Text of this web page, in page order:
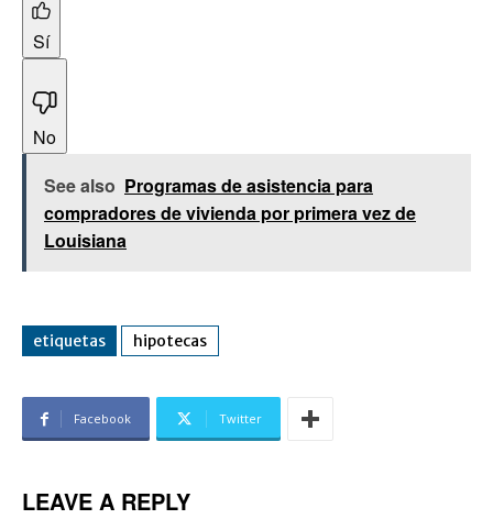
Sí
No
See also Programas de asistencia para
compradores de vivienda por primera vez de
Louisiana
etiquetas hipotecas
Facebook Twitter
LEAVE A REPLY